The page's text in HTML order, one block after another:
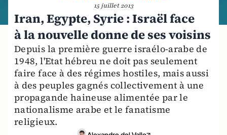
15 juillet 2013
Iran, Egypte, Syrie : Israël face
à la nouvelle donne de ses voisins
Depuis la première guerre israélo-arabe de
1948, l'Etat hébreu ne doit pas seulement
faire face à des régimes hostiles, mais aussi
à des peuples gagnés collectivement à une
propagande haineuse alimentée par le
nationalisme arabe et le fanatisme
religieux.